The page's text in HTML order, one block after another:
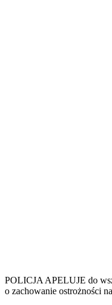
POLICJA APELUJE do
o zachowanie ostrożności